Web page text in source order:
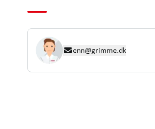
enn@grimme.dk